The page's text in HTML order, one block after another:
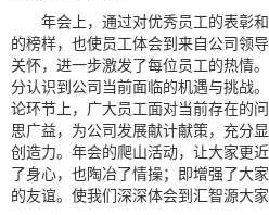
年会上，通过对优秀员工的表彰
的榜样，也使员工体会到来自公司领
关怀，进一步激发了每位员工的热情
分认识到公司当前面临的机遇与挑战
论环节上，广大员工面对当前存在的
思广益，为公司发展献计献策，充分
创造力。年会的爬山活动，让大家更
了身心，也陶冶了情操；即增强了大
的友谊。使我们深深体会到汇智源大家